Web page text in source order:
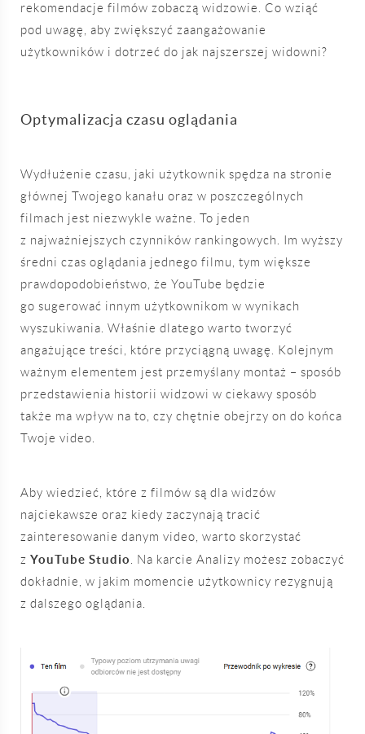
rekomendacje filmów zobaczą widzowie. Co wziąć
pod uwagę, aby zwiększyć zaangażowanie
użytkowników i dotrzeć do jak najszerszej widowni?
Optymalizacja czasu oglądania
Wydłużenie czasu, jaki użytkownik spędza na stronie
głównej Twojego kanału oraz w poszczególnych
filmach jest niezwykle ważne. To jeden
z najważniejszych czynników rankingowych. Im wyższy
średni czas oglądania jednego filmu, tym większe
prawdopodobieństwo, że YouTube będzie
go sugerować innym użytkownikom w wynikach
wyszukiwania. Właśnie dlatego warto tworzyć
angażujące treści, które przyciągną uwagę. Kolejnym
ważnym elementem jest przemyślany montaż – sposób
przedstawienia historii widzowi w ciekawy sposób
także ma wpływ na to, czy chętnie obejrzy on do końca
Twoje video.
Aby wiedzieć, które z filmów są dla widzów
najciekawsze oraz kiedy zaczynają tracić
zainteresowanie danym video, warto skorzystać
z YouTube Studio
. Na karcie Analizy możesz zobaczyć
dokładnie, w jakim momencie użytkownicy rezygnują
z dalszego oglądania.